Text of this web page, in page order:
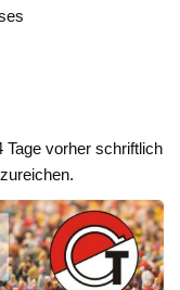
Tage vorher schriftlich